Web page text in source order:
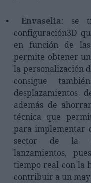
Envaselia: se
configuración3D
en función de las
permite obtener
la personalización
consigue
desplazamientos
además de
técnica que
para implementar
sector de la
lanzamientos,
tiempo real con la
contribuir a un